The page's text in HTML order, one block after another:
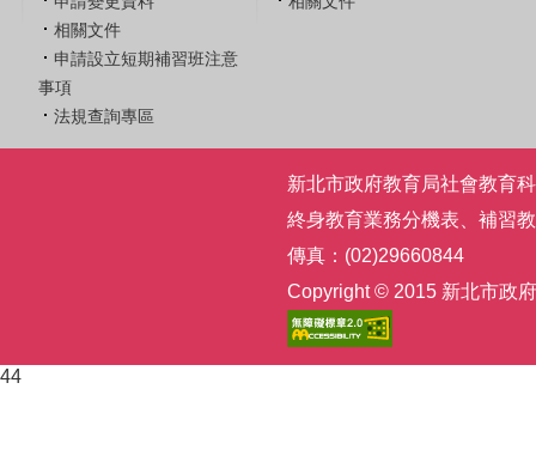
相關文件
申請設立短期補習班注意
事項
法規查詢專區
新北市政府教育局社會教育
終身教育業務分機表
補習
傳真：(02)29660844
Copyright © 2015 新北市政
44